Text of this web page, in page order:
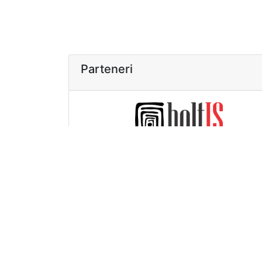
Parteneri